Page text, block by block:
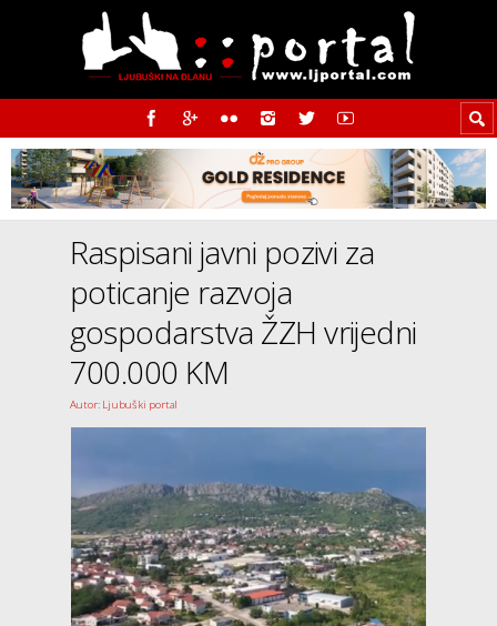
Raspisani javni pozivi za
poticanje razvoja
gospodarstva ŽZH vrijedni
700.000 KM
Autor: Ljubuški portal